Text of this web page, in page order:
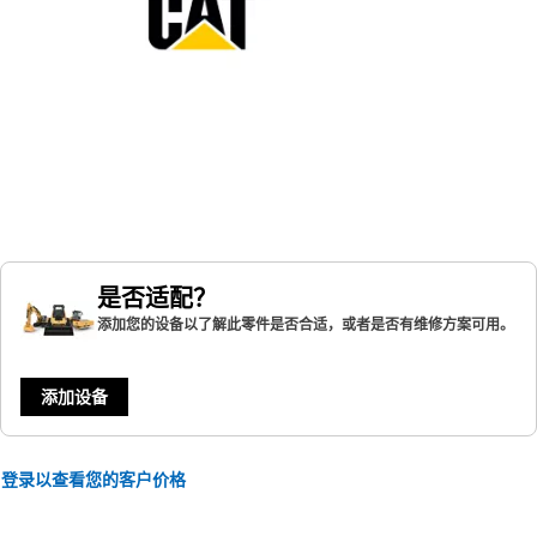
是否适配？
添加您的设备以了解此零件是否合适，或者是否有维修方案可用。
添加设备
登录以查看您的客户价格